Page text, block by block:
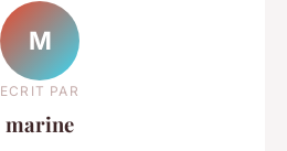
M
ECRIT PAR
marine